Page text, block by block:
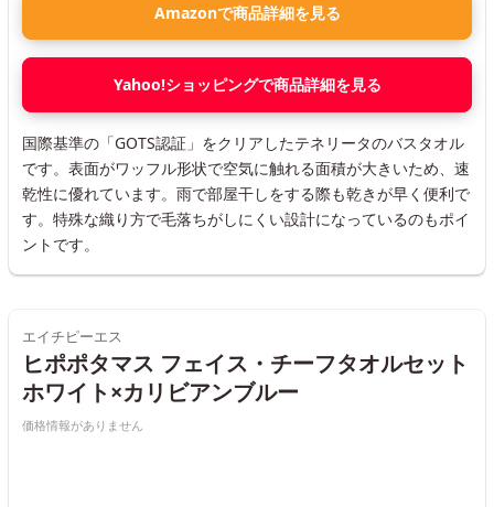
Amazonで商品詳細を見る
Yahoo!ショッピングで商品詳細を見る
国際基準の「GOTS認証」をクリアしたテネリータのバスタオル
です。表面がワッフル形状で空気に触れる面積が大きいため、速
乾性に優れています。雨で部屋干しをする際も乾きが早く便利で
す。特殊な織り方で毛落ちがしにくい設計になっているのもポイ
ントです。
エイチピーエス
ヒポポタマス フェイス・チーフタオルセット
ホワイト×カリビアンブルー
価格情報がありません